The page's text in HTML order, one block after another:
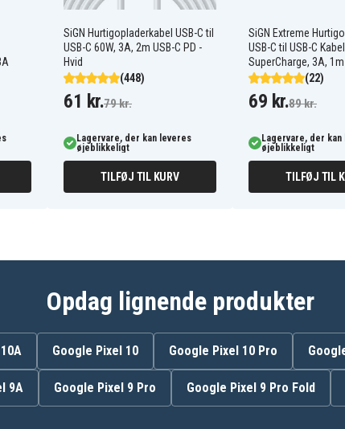
SiGN Hurtigopladerkabel USB-C til
USB-C 60W, 3A, 2m USB-C PD -
Hvid
(448)
61 kr.79 kr.
Lagervare, der kan leveres
øjeblikkeligt
TILFØJ TIL KURV
SiGN Extreme
USB-C til USB-C
SuperCharge, 3A, 1m
(22)
69 kr.89 kr.
Lagervare, der
øjeblikkeligt
TILFØJ TIL
Opdag lignende produkter
Google Pixel 10 Google Pixel 10 Pro
9A Google Pixel 9 Pro Google Pixel 9 Pro Fold